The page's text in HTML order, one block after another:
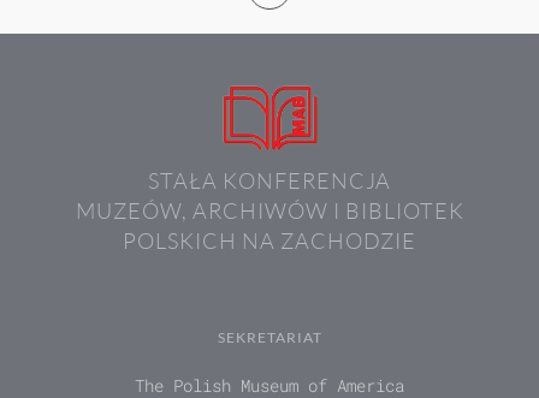
STAŁA KONFERENCJA
MUZEÓW, ARCHIWÓW I BIBLIOTEK
POLSKICH NA ZACHODZIE
SEKRETARIAT
The Polish Museum of America